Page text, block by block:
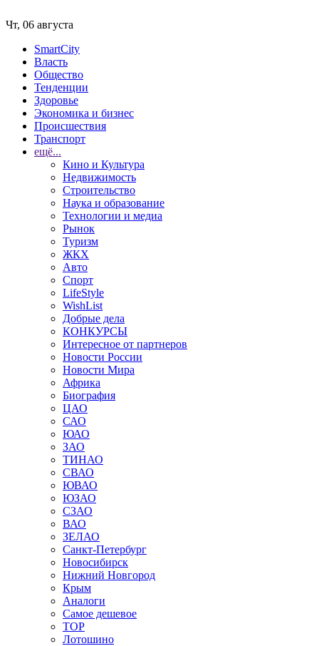
Чт, 06 августа
SmartCity
Власть
Общество
Тенденции
Здоровье
Экономика и бизнес
Происшествия
Транспорт
ещё...
Кино и Культура
Недвижимость
Строительство
Наука и образование
Технологии и медиа
Рынок
Туризм
ЖКХ
Авто
Спорт
LifeStyle
WishList
Добрые дела
КОНКУРСЫ
Интересное от партнеров
Новости России
Новости Мира
Африка
Биография
ЦАО
САО
ЮАО
ЗАО
ТИНАО
СВАО
ЮВАО
ЮЗАО
СЗАО
ВАО
ЗЕЛАО
Санкт-Петербург
Новосибирск
Нижний Новгород
Крым
Аналоги
Самое дешевое
TOP
Лотошино